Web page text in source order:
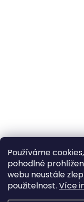
Používáme
pohodlné
webu neustále
použitelnost. Více